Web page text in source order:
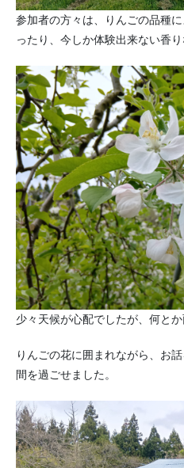
参加者の方々は、りんごの品種
ったり、今しか体験出来ない香
少々天候が心配でしたが、何とか
りんごの花に囲まれながら、お
間を過ごせました。